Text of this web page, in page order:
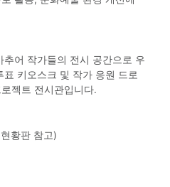
추어 작가들의 전시 공간으로 우
키오스크 및 작가 응원 드로
젝트 전시관입니다.
황판 참고)